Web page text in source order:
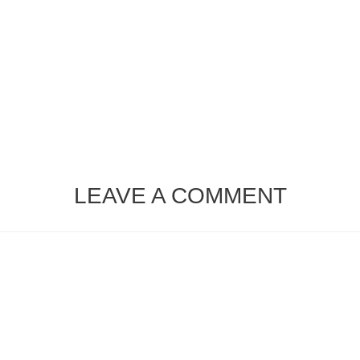
LEAVE A COMMENT